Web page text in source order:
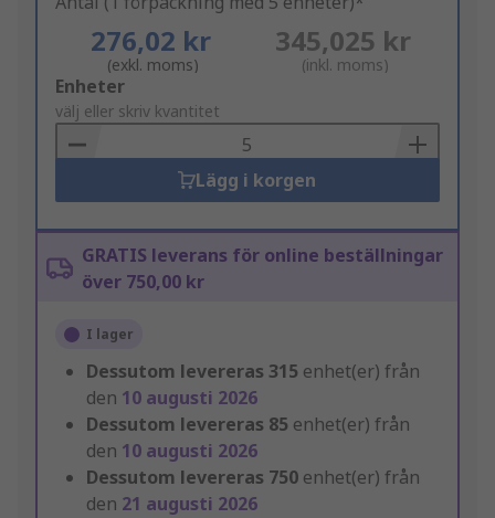
276,02 kr
(exkl. moms)
345,025 kr
(inkl. moms)
Add
to
Basket
Enheter
välj eller skriv kvantitet
Lägg i korgen
GRATIS leverans för online beställningar
över 750,00 kr
I lager
Dessutom levereras 315 enhet(er) från
den 10 augusti 2026
Dessutom levereras 85 enhet(er) från
den 10 augusti 2026
Dessutom levereras 750 enhet(er) från
den 21 augusti 2026